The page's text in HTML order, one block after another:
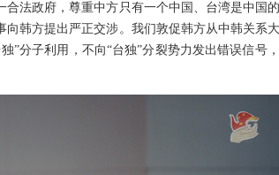
法政府，尊重中方只有一个中国、台湾是中国
韩方提出严正交涉。我们敦促韩方从中韩关系
”分子利用，不向“台独”分裂势力发出错误信号